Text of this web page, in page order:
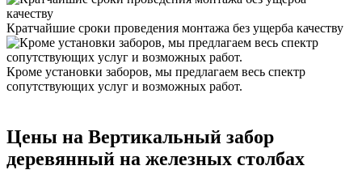
Кратчайшие сроки проведения монтажа без ущерба качеству
Кроме установки заборов, мы предлагаем весь спектр
сопутствующих услуг и возможных работ.
Цены на Вертикальный забор
деревянный на железных столбах